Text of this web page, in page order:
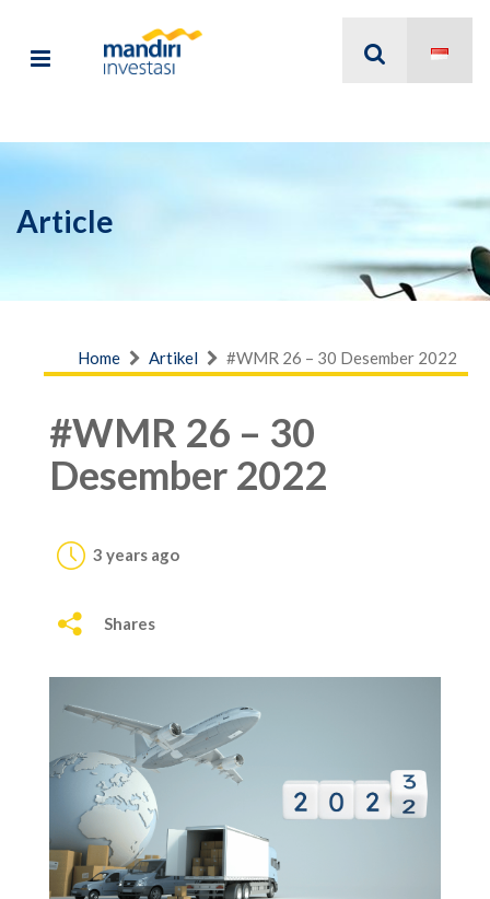
Article
Home Artikel #WMR 26 – 30 Desember 2022
#WMR 26 – 30
Desember 2022
3 years ago
Shares